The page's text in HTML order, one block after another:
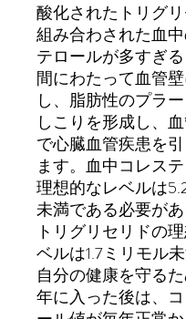
酸化されたトリグ
組み合わされた血
テロールが多すぎ
間にわたって血管
し、脂肪性のプラ
しこりを形成し、
で心臓血管疾患を
ます。血中コレス
理想的なレベルは
未満である必要が
トリグリセリドの
ベルは1.7ミリモル未
自分の健康を守る
年に入った後は、